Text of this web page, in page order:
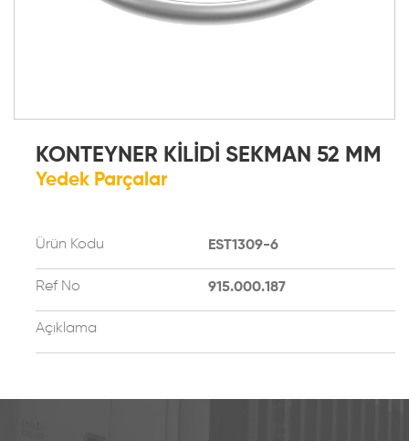
KONTEYNER KİLİDİ SEKMAN 52 MM
Yedek Parçalar
Ürün Kodu EST1309-6
Ref No 915.000.187
Açıklama